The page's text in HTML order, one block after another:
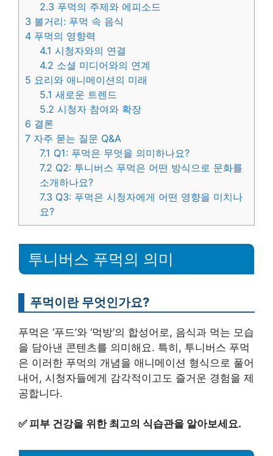
2.3 푸먹의 주제와 에피소드
3 볼거리: 푸먹 속 음식
4 푸먹의 영향력
4.1 시청자와의 연결
4.2 소셜 미디어와의 연계
5 요리와 애니메이션의 미래
5.1 새로운 트렌드
5.2 시청자 참여와 확장
6 결론
7 자주 묻는 질문 Q&A
7.1 Q1: 푸먹은 무엇을 의미하나요?
7.2 Q2: 투니버스 푸먹은 어떤 방식으로 문화를
소개하나요?
7.3 Q3: 푸먹은 시청자에게 어떤 영향을 미치나
요?
투니버스 푸먹의 의미
푸먹이란 무엇인가요?
푸먹은 ‘푸드’와 ‘먹방’의 합성어로, 음식과 먹는 모습
을 담아낸 콘텐츠를 의미해요. 특히, 투니버스 푸먹
은 이러한 푸먹의 개념을 애니메이션 형식으로 풀어
내어, 시청자들에게 감각적이고도 즐거운 경험을 제
공합니다.
✅ 피부 건강을 위한 최고의 식습관을 알아보세요.